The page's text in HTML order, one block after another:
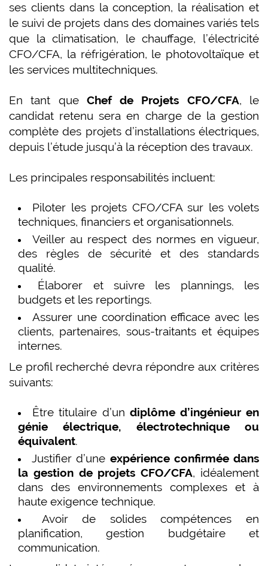
ses clients dans la conception, la réalisation et
le suivi de projets dans des domaines variés tels
que la climatisation, le chauffage, l’électricité
CFO/CFA, la réfrigération, le photovoltaïque et
les services multitechniques.
En tant que Chef de Projets CFO/CFA, le
candidat retenu sera en charge de la gestion
complète des projets d’installations électriques,
depuis l’étude jusqu’à la réception des travaux.
Les principales responsabilités incluent:
Piloter les projets CFO/CFA sur les volets
techniques, financiers et organisationnels.
Veiller au respect des normes en vigueur,
des règles de sécurité et des standards
qualité.
Élaborer et suivre les plannings, les
budgets et les reportings.
Assurer une coordination efficace avec les
clients, partenaires, sous-traitants et équipes
internes.
Le profil recherché devra répondre aux critères
suivants:
Être titulaire d’un diplôme d’ingénieur en
génie électrique, électrotechnique ou
équivalent.
Justifier d’une expérience confirmée dans
la gestion de projets CFO/CFA, idéalement
dans des environnements complexes et à
haute exigence technique.
Avoir de solides compétences en
planification, gestion budgétaire et
communication.